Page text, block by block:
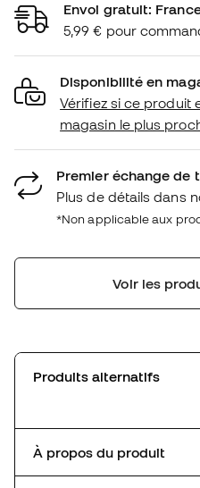
Envoi gratuit:
5,99 € pour
Disponibilité en
Vérifiez si ce produit
magasin le plus
Premier échange de
Plus de détails dans
*Non applicable aux
Voir les
Produits alternatifs
À propos du produit